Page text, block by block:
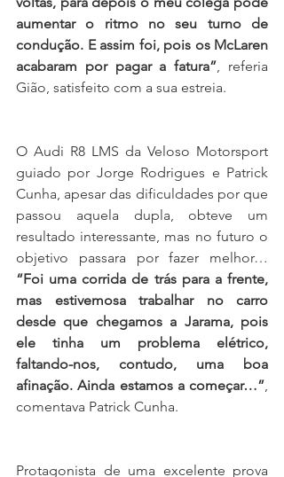
aumentar o ritmo no seu turno de
condução. E assim foi, pois os McLaren
acabaram por pagar a fatura”, referia
Gião, satisfeito com a sua estreia.
O Audi R8 LMS da Veloso Motorsport
guiado por Jorge Rodrigues e Patrick
Cunha, apesar das dificuldades por que
passou aquela dupla, obteve um
resultado interessante, mas no futuro o
“Foi uma corrida de trás para a frente,
mas estivemosa trabalhar no carro
desde que chegamos a Jarama, pois
ele tinha um problema elétrico,
faltando-nos, contudo, uma boa
afinação. Ainda estamos a começar…”,
comentava Patrick Cunha.
Protagonista de uma excelente prova